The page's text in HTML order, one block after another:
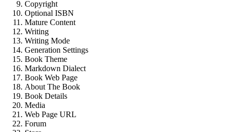
Copyright
Optional ISBN
Mature Content
Writing
Writing Mode
Generation Settings
Book Theme
Markdown Dialect
Book Web Page
About The Book
Book Details
Media
Web Page URL
Forum